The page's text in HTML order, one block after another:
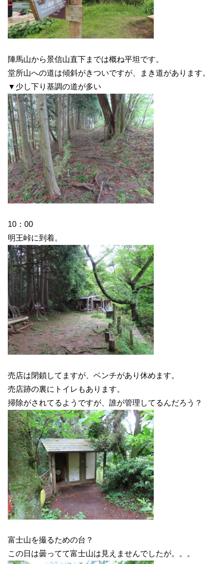
陣馬山から景信山直下までは概ね平坦です。
堂所山への道は傾斜がきついですが、まき道があります。
▼少し下り基調の道が多い
10：00
明王峠に到着。
売店は閉鎖してますが、ベンチがあり休めます。
売店跡の裏にトイレもあります。
掃除がされてるようですが、誰が管理してるんだろう？
富士山を撮るための台？
この日は曇ってて富士山は見えませんでしたが。。。